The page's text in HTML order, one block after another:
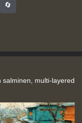
🔄
salminen, multi-layered